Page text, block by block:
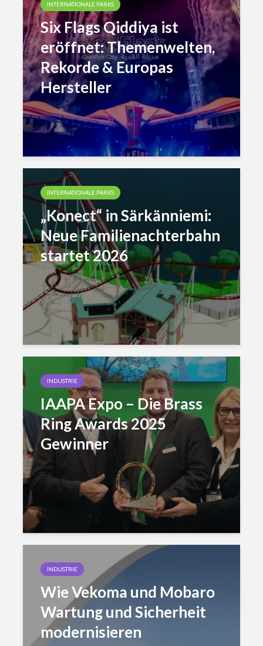
INTERNATIONALE PARKS
Six Flags Qiddiya ist
eröffnet: Themenwelten,
Rekorde & Europas
Hersteller
INTERNATIONALE PARKS
„Konect“ in Särkänniemi:
Neue Familienachterbahn
startet 2026
INDUSTRIE
IAAPA Expo – Die Brass
Ring Awards 2025
Gewinner
INDUSTRIE
Wie Vekoma und Mobaro
Wartung und Sicherheit
modernisieren